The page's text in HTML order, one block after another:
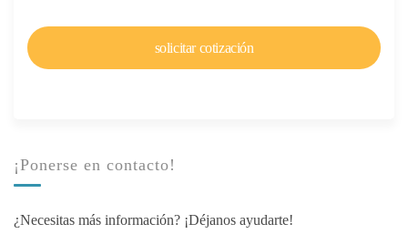
¡Ponerse en contacto!
¿Necesitas más información? ¡Déjanos ayudarte!